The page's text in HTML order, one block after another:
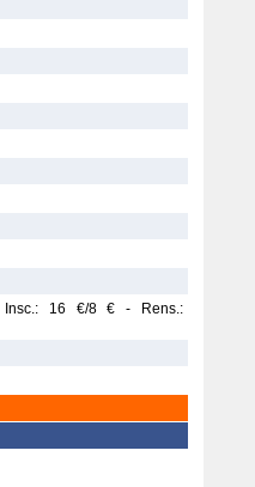
16 €/8 € - Rens.: